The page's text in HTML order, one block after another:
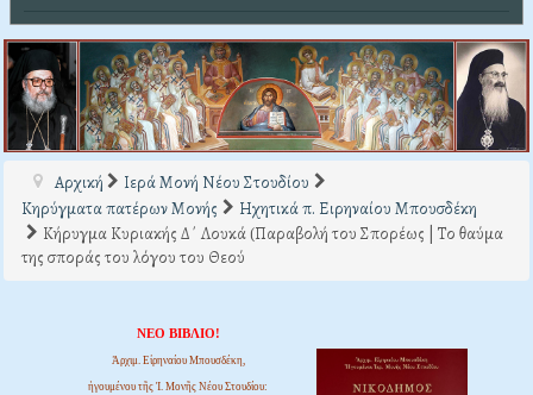
Αρχική
Ιερά Μονή Νέου Στουδίου
Κηρύγματα πατέρων Μονής
Ηχητικά π. Ειρηναίου Μπουσδέκη
Κήρυγμα Κυριακής Δ΄ Λουκά (Παραβολή του Σπορέως | Το θαύμα
της σποράς του λόγου του Θεού
ΝΕΟ ΒΙΒΛΙΟ!
Ἀρχιμ. Εἰρηναίου Μπουσδέκη,
ἡγουμένου τῆς Ἱ. Μονῆς Νέου Στουδίου: